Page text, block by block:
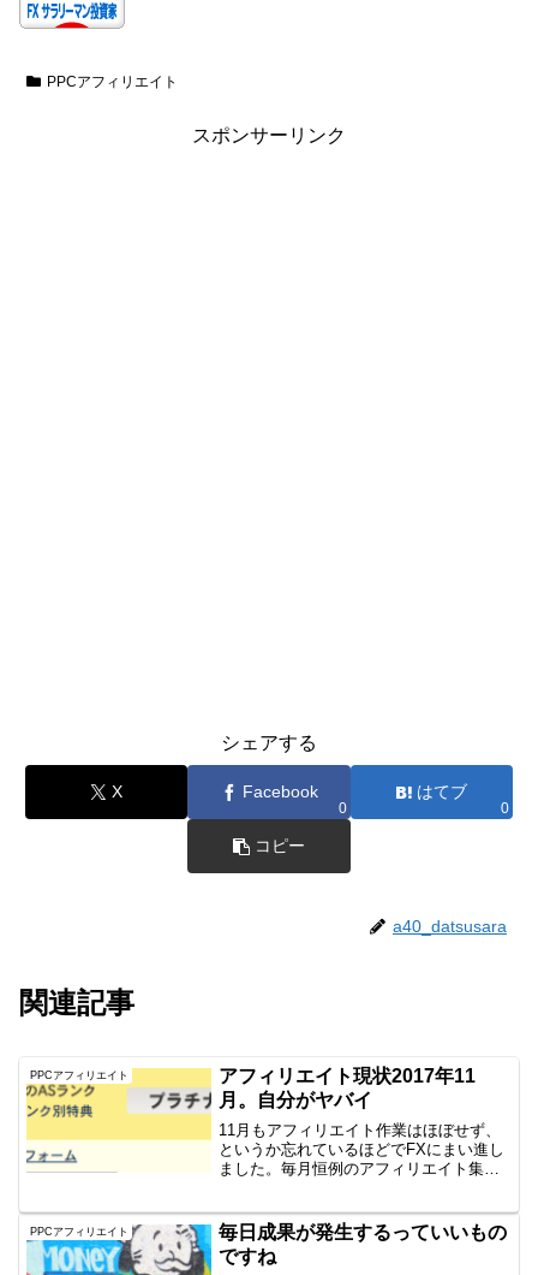
PPCアフィリエイト
スポンサーリンク
シェアする
X Facebook
0
はてブ
0
コピー
a40_datsusara
関連記事
PPCアフィリエイト
アフィリエイト現状2017年11
月。自分がヤバイ
11月もアフィリエイト作業はほぼせず、
というか忘れているほどでFXにまい進し
ました。毎月恒例のアフィリエイト集計
さらに、こちらのサイトも更新が滞って
おりますんで、...
PPCアフィリエイト
毎日成果が発生するっていいもの
ですね